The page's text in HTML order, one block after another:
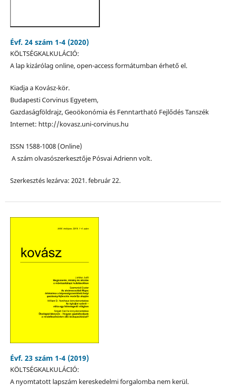
Évf. 24 szám 1-4 (2020)
KÖLTSÉGKALKULÁCIÓ:
A lap kizárólag online, open-access formátumban érhető el.
Kiadja a Kovász-kör.
Budapesti Corvinus Egyetem,
Gazdaságföldrajz, Geoökonómia és Fenntartható Fejlődés Tanszék
Internet: http://kovasz.uni-corvinus.hu
ISSN 1588-1008 (Online)
A szám olvasószerkesztője Pósvai Adrienn volt.
Szerkesztés lezárva: 2021. február 22.
Évf. 23 szám 1-4 (2019)
KÖLTSÉGKALKULÁCIÓ:
A nyomtatott lapszám kereskedelmi forgalomba nem kerül.